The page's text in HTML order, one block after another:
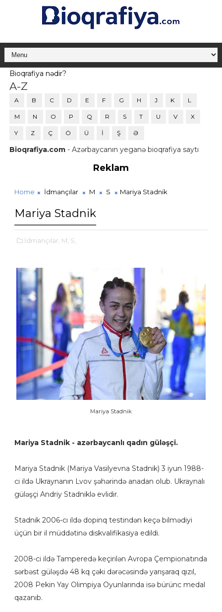
Bioqrafiya nədir?
A-Z
A B C D E F G H J K L
M N O P Q R S T U V X
Y Z Ç Ö Ü İ Ş Ə
Bioqrafiya.com- Azərbaycanın yeganə bioqrafiya saytı
Reklam
Home İdmançılar M S Mariya Stadnik
Mariya Stadnik
İdmançılar, M, S,
Mariya Stadnik
Mariya Stadnik - azərbaycanlı qadın güləşçi.
Mariya Stadnik (Mariya Vasilyevna Stadnik) 3 iyun 1988-
ci ildə Ukraynanın Lvov şəhərində anadan olub. Ukraynalı
güləşçi Andriy Stadniklə evlidir.
Stadnik 2006-cı ildə dopinq testindən keçə bilmədiyi
üçün bir il müddətinə diskvalifikasiya edildi.
2008-ci ildə Tamperedə keçirilən Avropa Çempionatında
sərbəst güləşdə 48 kq çəki dərəcəsində yarışaraq qızıl,
2008 Pekin Yay Olimpiya Oyunlarında isə bürünc medal
qazanıb.